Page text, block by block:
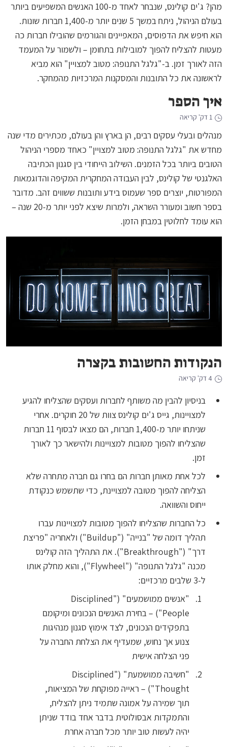
מהן? ג'ים קולינס, שנבחר לאחד מ-100 האנשים המשפיעים ביותר
בעולם הניהול, ניתח במשך 5 שנים יותר מ-1,400 חברות שונות.
הוא חיפש את הדפוסים, המאפיינים והגורמים שהובילו חברות כה
מעטות להצליח להפוך למובילות בתחומן – ולשמור על המעמד
הזה לאורך זמן. ב-"גלגל התנופה: מטוב למצויין" הוא מביא
לראשונה את כל התובנות והמסקנות המרכזיות מהמחקר.
איך הספר
מנהלים ובעלי עסקים רבים, הן בארץ והן בעולם, מכתירים מדי שנה
מחדש את "גלגל התנופה: מטוב למצויין" כאחד מספרי הניהול
הטובים ביותר בכל הזמנים. השילוב הייחודי בין סגנון הכתיבה
האלגנטי של קולינס, לבין העבודה המחקרית המקיפה והדוגמאות
המפורטות, יוצרים ספר שעמוס בידע ותובנות ששווים זהב. מדובר
בספר חשוב ומעורר השראה, ולמרות שיצא לפני יותר מ-20 שנה –
הוא עומד לחלוטין במבחן הזמן.
הנקודות החשובות בקצרה
בניסיון להבין מה משותף לחברות ועסקים שהצליחו להגיע
למצויינות, גייס ג'ים קולינס צוות של 20 חוקרים. אחרי
שניתחו יותר מ-1,400 חברות, הם מצאו לבסוף 11 חברות
שהצליחו להפוך מטובות למצויינות ולהישאר כך לאורך
זמן.
לכל אחת מאותן חברות הם בחרו גם חברה מתחרה שלא
הצליחה להפוך מטובה למצויינת, כדי שתשמש כנקודת
ייחוס והשוואה.
כל החברות שהצליחו להפוך מטובות למצויינות עברו
תהליך דומה של "בנייה" ("Buildup") ולאחריה "פריצת
דרך" ("Breakthrough"). את התהליך הזה קולינס
מכנה "גלגל התנופה" ("Flywheel"), והוא מחלק אותו
ל-3 שלבים מרכזיים:
"אנשים ממושמעים" ("Disciplined
People") – בחירת האנשים הנכונים ומיקומם
בתפקידים הנכונים, לצד אימוץ סגנון מנהיגות
צנוע אך נחוש, שמעדיף את הצלחת החברה על
פני הצלחה אישית
"חשיבה ממושמעת" ("Disciplined
Thought") – ראייה מפוקחת של המציאות,
תוך שמירה על אמונה שתמיד ניתן להצליח,
והתמקדות אבסולוטית בדבר אחד בודד שניתן
יהיה לעשות טוב יותר מכל חברה אחרת